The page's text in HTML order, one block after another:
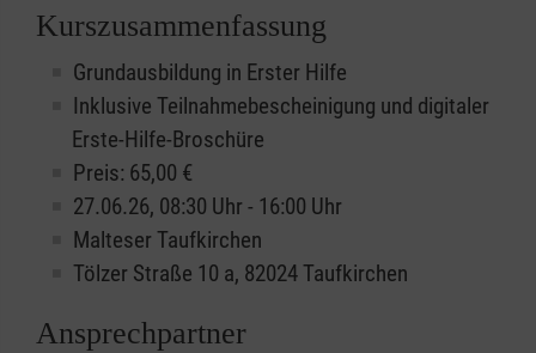
Kurszusammenfassung
Grundausbildung in Erster Hilfe
Inklusive Teilnahmebescheinigung und digitaler
Erste-Hilfe-Broschüre
Preis: 65,00 €
27.06.26, 08:30 Uhr - 16:00 Uhr
Malteser Taufkirchen
Tölzer Straße 10 a, 82024 Taufkirchen
Ansprechpartner